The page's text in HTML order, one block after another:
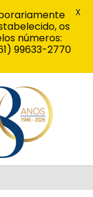
os
números:
99633-2770
X